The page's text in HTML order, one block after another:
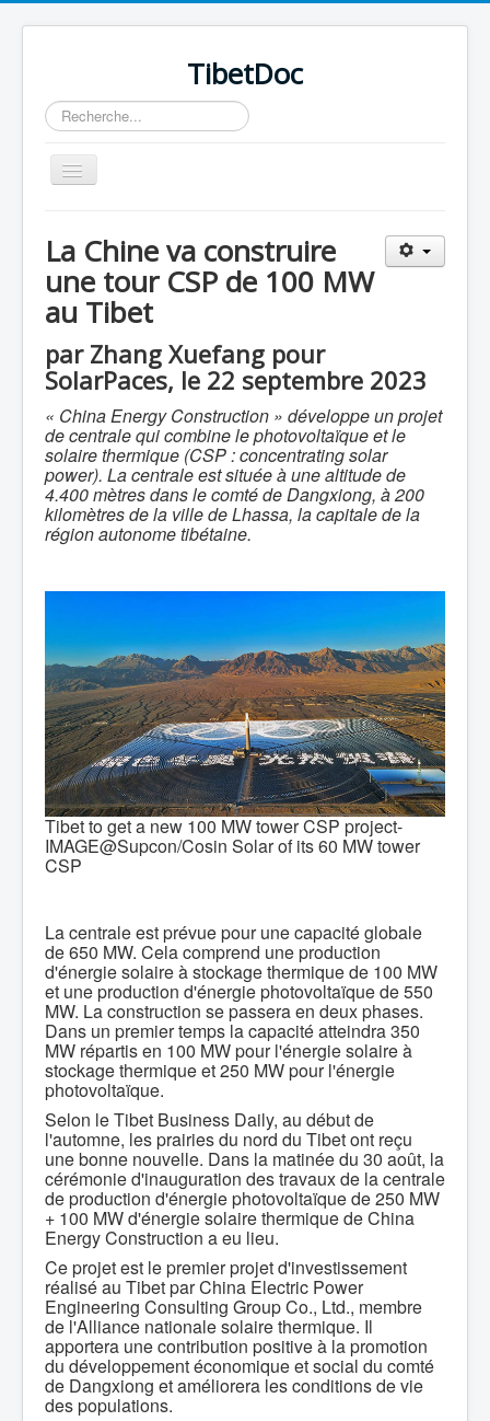
TibetDoc
Rechercher
Basculer
la
La Chine va construire
une tour CSP de 100 MW
au Tibet
par Zhang Xuefang pour
SolarPaces, le 22 septembre 2023
« China Energy Construction » développe un projet
de centrale qui combine le photovoltaïque et le
solaire thermique (CSP : concentrating solar
power). La centrale est situéeà une altitude de
4.400 mètres dans le comté de Dangxiong, à 200
kilomètres de la ville de Lhassa, la capitale de la
région autonome tibétaine.
Tibet to get a new 100 MW tower CSP project-
IMAGE@Supcon/Cosin Solar of its 60 MW tower
CSP
La centrale est prévue pour une capacité globale
de 650 MW. Cela comprend une production
d'énergie solaire à stockage thermique de 100 MW
et une production d'énergie photovoltaïque de 550
MW. La construction se passera en deux phases.
Dans un premier temps la capacité atteindra 350
MW répartis en 100 MW pour l'énergie solaire à
stockage thermique et 250 MW pour l'énergie
photovoltaïque.
Selon le Tibet Business Daily, au début de
l'automne, les prairies du nord du Tibet ont reçu
une bonne nouvelle. Dans la matinée du 30 août, la
cérémonie d'inauguration des travaux de la centrale
de production d'énergie photovoltaïque de 250 MW
+ 100 MW d'énergie solaire thermique de China
Energy Construction a eu lieu.
Ce projet est le premier projet d'investissement
réalisé au Tibet par China Electric Power
Engineering Consulting Group Co., Ltd., membre
de l'Alliance nationale solaire thermique. Il
apportera une contribution positive à la promotion
du développement économique et social du comté
de Dangxiong et améliorera les conditions de vie
des populations.